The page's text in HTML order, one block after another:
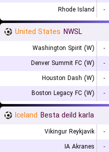
Rhode Island
-
United States NWSL
Washington Spirit (W) -
Denver Summit FC (W)
-
Houston Dash (W)
-
Boston Legacy FC (W)
-
Iceland Besta deild karla
Vikingur Reykjavik -
IA Akranes
-